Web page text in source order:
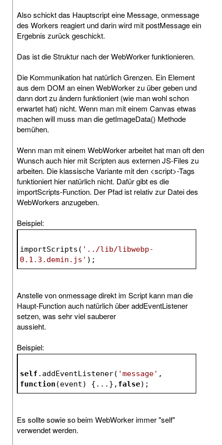
Also schickt das Hauptscript eine Message, onmessage
des Workers reagiert und darin wird mit postMessage ein
Ergebnis zurück geschickt.
Das ist die Struktur nach der WebWorker funktionieren.
Die Kommunikation hat natürlich Grenzen. Ein Element
aus dem DOM an einen WebWorker zu über geben und
dann dort zu ändern funktioniert (wie man wohl schon
erwartet hat) nicht. Wenn man mit einem Canvas etwas
machen will muss man die getImageData() Methode
bemühen.
Wenn man mit einem WebWorker arbeitet hat man oft den
Wunsch auch hier mit Scripten aus externen JS-Files zu
arbeiten. Die klassische Variante mit den <script>-Tags
funktioniert hier natürlich nicht. Dafür gibt es die
importScripts-Function. Der Pfad ist relativ zur Datei des
WebWorkers anzugeben.
Beispiel:
importScripts( '../lib/libwebp-
0.1.3.demin.js' );
Anstelle von onmessage direkt im Script kann man die
Haupt-Function auch natürlich über addEventListener
setzen, was sehr viel sauberer
aussieht.
Beispiel:
self .addEventListener( 'message'
function (event) {...}, false);
Es sollte sowie so beim WebWorker immer "self"
verwendet werden.